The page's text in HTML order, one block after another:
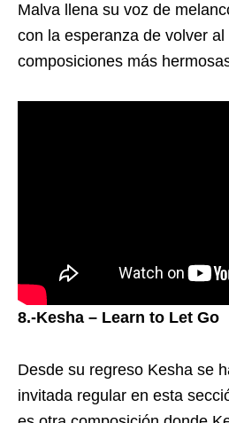
Malva llena su voz de
con la esperanza de volver
composiciones más
8.-Kesha – Learn to Let Go
Desde su regreso Kesha se
invitada regular en esta